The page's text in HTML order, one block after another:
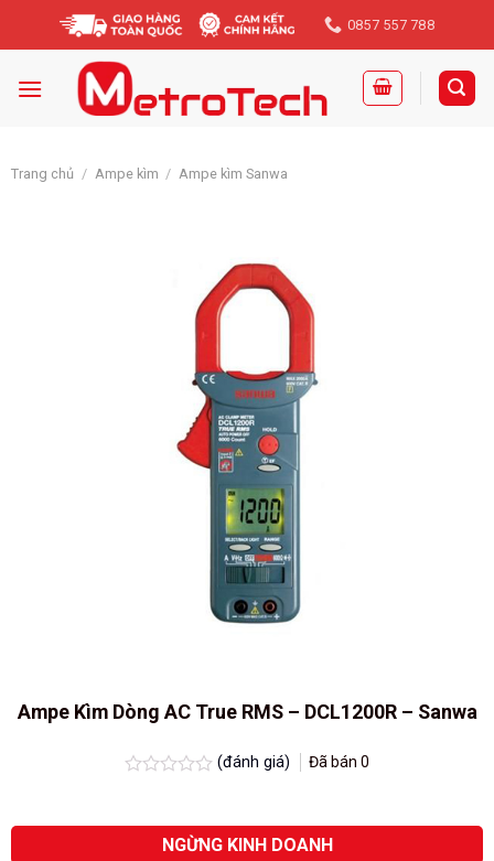
0857 557 788
Trang chủ / Ampe kìm / Ampe kìm Sanwa
Ampe Kìm Dòng AC True RMS – DCL1200R – Sanwa
hạng
(đánh giá) Đã bán0
NGỪNG KINH DOANH